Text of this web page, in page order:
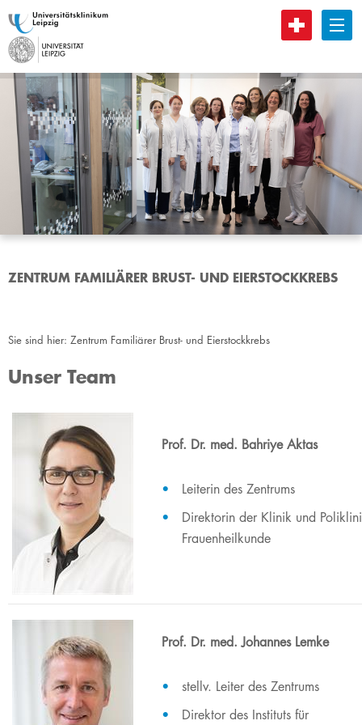
B
ZENTRUM FAMILIÄRER BRUST- UND EIERSTOCKKREBS
Sie sind hier: Zentrum Familiärer Brust- und Eierstockkrebs
Unser Team
Prof. Dr. med. Bahriye Aktas
Leiterin des Zentrums
Direktorin der Klinik und
Frauenheilkunde
Prof. Dr. med. Johannes Lemke
​​stellv. Leiter des Zentrums
Direktor des Instituts für